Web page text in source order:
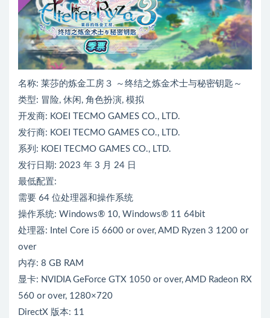
名称: 莱莎的炼金工房３ ～终结之炼金术士与秘密钥匙～
类型: 冒险, 休闲, 角色扮演, 模拟
开发商: KOEI TECMO GAMES CO., LTD.
发行商: KOEI TECMO GAMES CO., LTD.
系列: KOEI TECMO GAMES CO., LTD.
发行日期: 2023 年 3 月 24 日
最低配置:
需要 64 位处理器和操作系统
操作系统: Windows® 10, Windows® 11 64bit
处理器: Intel Core i5 6600 or over, AMD Ryzen 3 1200 or
over
内存: 8 GB RAM
显卡: NVIDIA GeForce GTX 1050 or over, AMD Radeon RX
560 or over, 1280×720
DirectX 版本: 11